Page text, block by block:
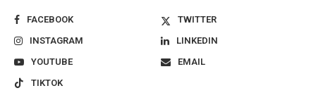
FACEBOOK
TWITTER
INSTAGRAM
LINKEDIN
YOUTUBE
EMAIL
TIKTOK